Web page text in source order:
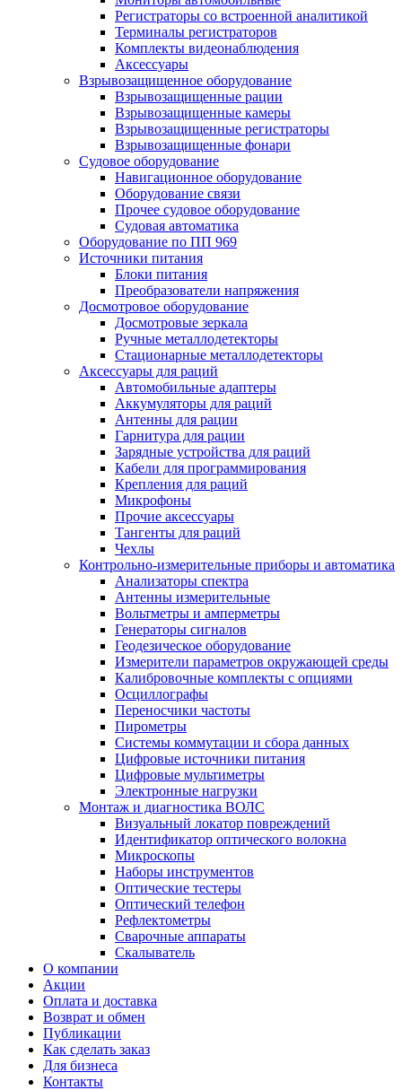
Регистраторы со встроенной аналитикой
Терминалы регистраторов
Комплекты видеонаблюдения
Аксессуары
Взрывозащищенное оборудование
Взрывозащищенные рации
Взрывозащищенные камеры
Взрывозащищенные регистраторы
Взрывозащищенные фонари
Судовое оборудование
Навигационное оборудование
Оборудование связи
Прочее судовое оборудование
Судовая автоматика
Оборудование по ПП 969
Источники питания
Блоки питания
Преобразователи напряжения
Досмотровое оборудование
Досмотровые зеркала
Ручные металлодетекторы
Стационарные металлодетекторы
Аксессуары для раций
Автомобильные адаптеры
Аккумуляторы для раций
Антенны для рации
Гарнитура для рации
Зарядные устройства для раций
Кабели для программирования
Крепления для раций
Микрофоны
Прочие аксессуары
Тангенты для раций
Чехлы
Контрольно-измерительные приборы и автоматика
Анализаторы спектра
Антенны измерительные
Вольтметры и амперметры
Генераторы сигналов
Геодезическое оборудование
Измерители параметров окружающей среды
Калибровочные комплекты с опциями
Осциллографы
Переносчики частоты
Пирометры
Системы коммутации и сбора данных
Цифровые источники питания
Цифровые мультиметры
Электронные нагрузки
Монтаж и диагностика ВОЛС
Визуальный локатор повреждений
Идентификатор оптического волокна
Микроскопы
Наборы инструментов
Оптические тестеры
Оптический телефон
Рефлектометры
Сварочные аппараты
Скалыватель
О компании
Акции
Оплата и доставка
Возврат и обмен
Публикации
Как сделать заказ
Для бизнеса
Контакты